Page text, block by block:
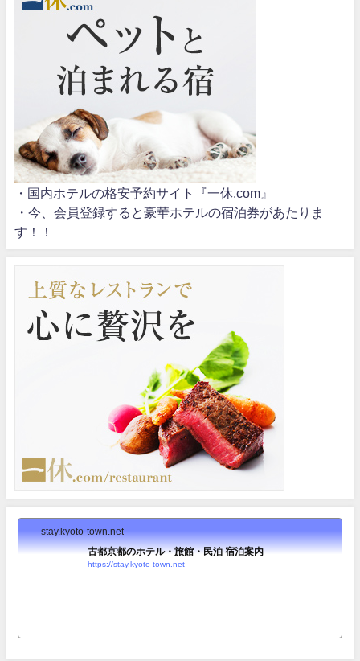
・国内ホテルの格安予約サイト『一休.com』
・今、会員登録すると豪華ホテルの宿泊券があたりま
す！！
stay.kyoto-town.net
古都京都のホテル・旅館・民泊 宿泊案内
https://stay.kyoto-town.net